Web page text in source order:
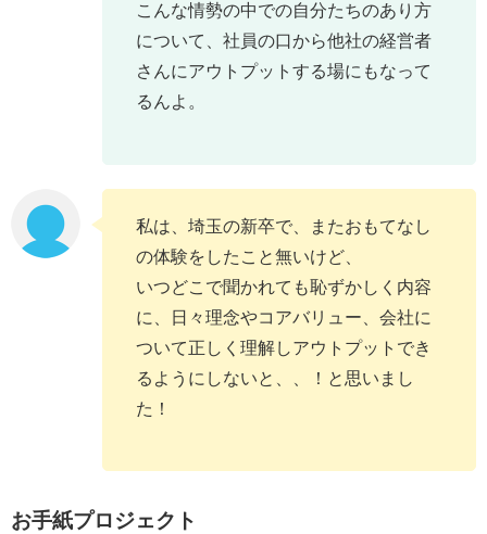
こんな情勢の中での自分たちのあり方
について、社員の口から他社の経営者
さんにアウトプットする場にもなって
るんよ。
私は、埼玉の新卒で、またおもてなし
の体験をしたこと無いけど、
いつどこで聞かれても恥ずかしく内容
に、日々理念やコアバリュー、会社に
ついて正しく理解しアウトプットでき
るようにしないと、、！と思いまし
た！
お手紙プロジェクト